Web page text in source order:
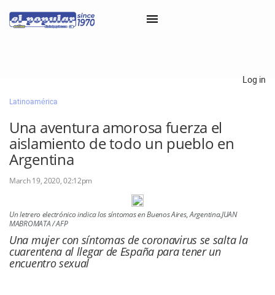
Classifieds
Categorías
Iniciar sesión con Clascal
Log in
Latinoamérica
Una aventura amorosa fuerza el
aislamiento de todo un pueblo en
Argentina
March 19, 2020, 02:12pm
Un letrero electrónico indica los síntomas en Buenos Aires, Argentina.JUAN
MABROMATA / AFP
Una mujer con síntomas de coronavirus se salta la
cuarentena al llegar de España para tener un
encuentro sexual